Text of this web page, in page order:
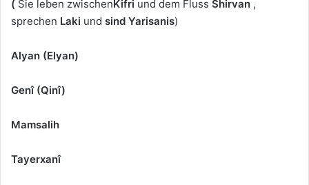
( Sie leben zwischenKifri und dem Fluss Shirvan ,
sprechen Laki und sind Yarisanis)
Alyan (Elyan)
Genî (Qinî)
Mamsalih
Tayerxanî